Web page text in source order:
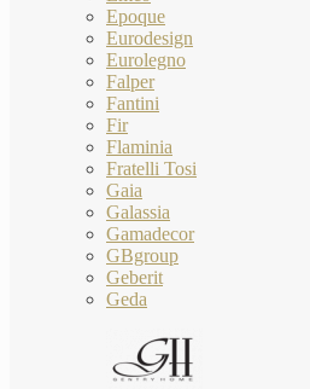
Epoque
Eurodesign
Eurolegno
Falper
Fantini
Fir
Flaminia
Fratelli Tosi
Gaia
Galassia
Gamadecor
GBgroup
Geberit
Geda